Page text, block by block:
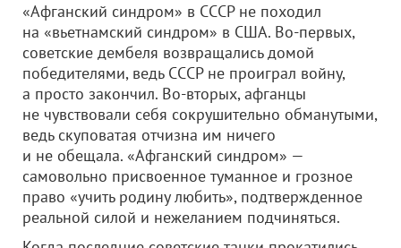
«Афганский синдром» в СССР не походил
на «вьетнамский синдром» в США. Во-первых,
советские дембеля возвращались домой
победителями, ведь СССР не проиграл войну,
а просто закончил. Во-вторых, афганцы
не чувствовали себя сокрушительно обманутыми,
ведь скуповатая отчизна им ничего
и не обещала. «Афганский синдром» —
самовольно присвоенное туманное и грозное
право «учить родину любить», подтвержденное
реальной силой и нежеланием подчиняться.